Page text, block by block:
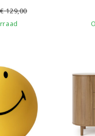
€129,00